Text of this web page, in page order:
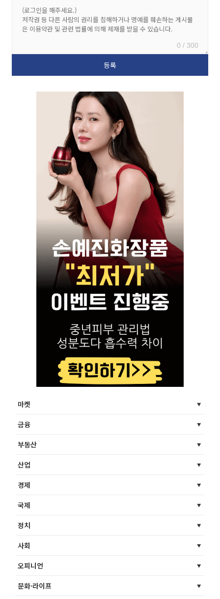
0 / 300
마켓
금융
부동산
산업
경제
국제
정치
사회
오피니언
문화·라이프